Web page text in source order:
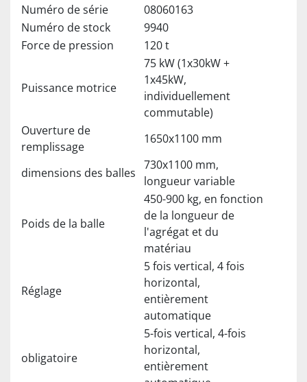
Numéro de série
08060163
Numéro de stock
9940
Force de pression
120 t
Puissance motrice
75 kW (1x30kW +
1x45kW,
individuellement
commutable)
Ouverture de
remplissage
1650x1100 mm
dimensions des balles
730x1100 mm,
longueur variable
Poids de la balle
450-900 kg, en fonction
de la longueur de
l'agrégat et du
matériau
Réglage
5 fois vertical, 4 fois
horizontal,
entièrement
automatique
obligatoire
5-fois vertical, 4-fois
horizontal,
entièrement